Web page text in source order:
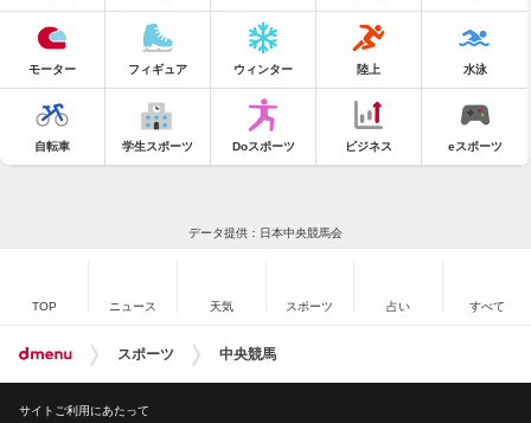
モーター フィギュア ウィンター 陸上 水泳
自転車 学生スポーツ Doスポーツ ビジネス eスポーツ
データ提供：日本中央競馬会
TOP ニュース 天気 スポーツ 占い すべて
スポーツ 中央競馬
サイトご利用にあたって